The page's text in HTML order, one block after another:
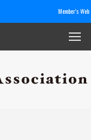
Member's Web